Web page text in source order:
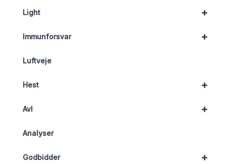
+
Light
+
Immunforsvar
Luftveje
+
Hest
+
Avl
Analyser
+
Godbidder